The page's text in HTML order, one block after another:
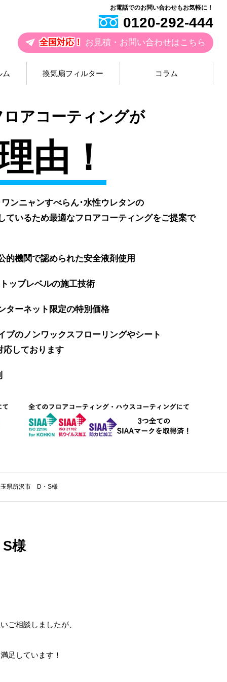
お電話でのお問い合わせもお気軽に！
0120-292-444
全国対応！ お見積・お問い合わせはこちら
ム 換気扇フィルター コラム
アコーティングが
由！
ンニャンすべらん･水性ウレタンの
ているため最適なフロアコーティングをご提案で
的機関で認められた安全液剤使用
ップレベルの施工技術
ターネット限定の特別価格
プのノンワックスフローリングやシート
応しております
県所沢市 D・S様
様
ご相談しましたが、
足しています！